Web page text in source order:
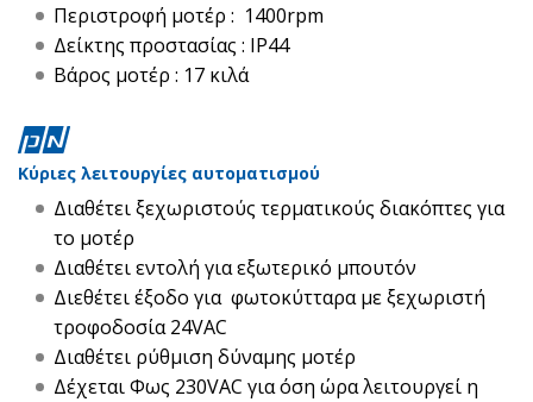
Περιστροφή μοτέρ : 1400rpm
Δείκτης προστασίας : IP44
Βάρος μοτέρ : 17 κιλά
Κύριες λειτουργίες αυτοματισμού
Διαθέτει ξεχωριστούς τερματικούς διακόπτες για
το μοτέρ
Διαθέτει εντολή για εξωτερικό μπουτόν
Διεθέτει έξοδο για φωτοκύτταρα με ξεχωριστή
τροφοδοσία 24VAC
Διαθέτει ρύθμιση δύναμης μοτέρ
Δέχεται Φως 230VAC για όση ώρα λειτουργεί η